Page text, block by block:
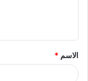
ق
*
الاسم *